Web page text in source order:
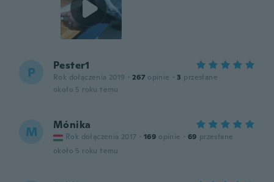
P Pester1
Rok dołączenia 2019 · 267 opinie · 3 przesłane
około 5 roku temu
M Mónika
Rok dołączenia 2017 · 169 opinie · 69 przesłane
około 5 roku temu